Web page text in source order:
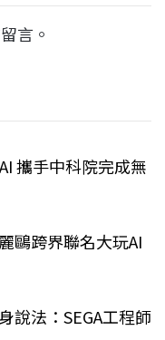
言。
攜手中科院完成無
鷗跨界聯名大玩AI
說法：SEGA工程師